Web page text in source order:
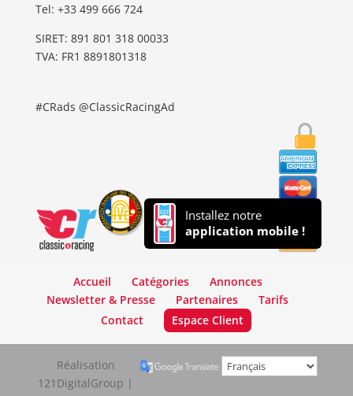
Tel: ‭+33 499 666 724‬
SIRET: 891 801 318 00033
TVA: FR1 8891801318
#CRads @ClassicRacingAd
Installez notre
application mobile !
Accueil Catégories
Annonces
Newsletter & Presse
Partenaires
Tarifs
Contact
Espace Client
Réalisation
121DigitalGroup |